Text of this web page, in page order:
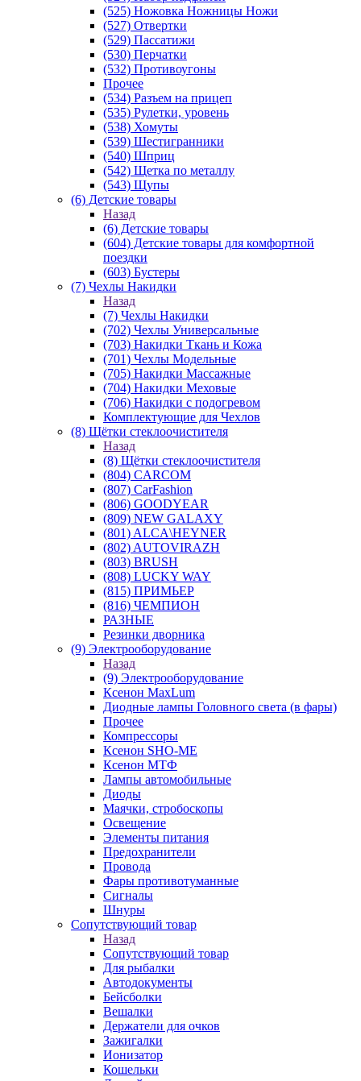
(525) Ножовка Ножницы Ножи
(527) Отвертки
(529) Пассатижи
(530) Перчатки
(532) Противоугоны
Прочее
(534) Разъем на прицеп
(535) Рулетки, уровень
(538) Хомуты
(539) Шестигранники
(540) Шприц
(542) Щетка по металлу
(543) Щупы
(6) Детские товары
Назад
(6) Детские товары
(604) Детские товары для комфортной
поездки
(603) Бустеры
(7) Чехлы Накидки
Назад
(7) Чехлы Накидки
(702) Чехлы Универсальные
(703) Накидки Ткань и Кожа
(701) Чехлы Модельные
(705) Накидки Массажные
(704) Накидки Меховые
(706) Накидки с подогревом
Комплектующие для Чехлов
(8) Щётки стеклоочистителя
Назад
(8) Щётки стеклоочистителя
(804) CARCOM
(807) CarFashion
(806) GOODYEAR
(809) NEW GALAXY
(801) ALCA\HEYNER
(802) AUTOVIRAZH
(803) BRUSH
(808) LUCKY WAY
(815) ПРИМЬЕР
(816) ЧЕМПИОН
РАЗНЫЕ
Резинки дворника
(9) Электрооборудование
Назад
(9) Электрооборудование
Ксенон MaxLum
Диодные лампы Головного света (в фары)
Прочее
Компрессоры
Ксенон SHO-ME
Ксенон МТФ
Лампы автомобильные
Диоды
Маячки, стробоскопы
Освещение
Элементы питания
Предохранители
Провода
Фары противотуманные
Сигналы
Шнуры
Сопутствующий товар
Назад
Сопутствующий товар
Для рыбалки
Автодокументы
Бейсболки
Вешалки
Держатели для очков
Зажигалки
Ионизатор
Кошельки